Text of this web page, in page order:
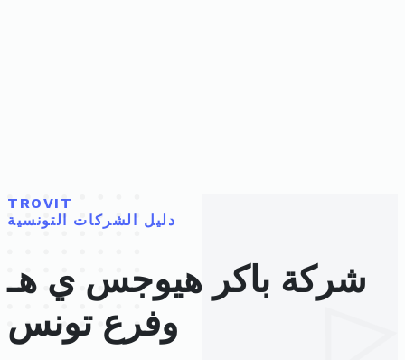
TROVIT
دليل الشركات التونسية
شركة باكر هيوجس ي هـ
وفرع تونس